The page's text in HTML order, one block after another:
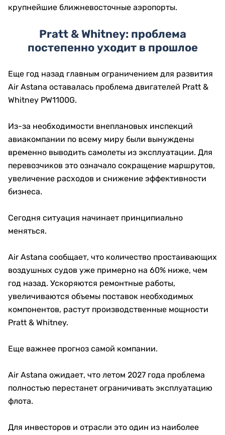
крупнейшие ближневосточные аэропорты.
Pratt & Whitney: проблема
постепенно уходит в прошлое
Еще год назад главным ограничением для развития
Air Astana оставалась проблема двигателей Pratt &
Whitney PW1100G.
Из-за необходимости внеплановых инспекций
авиакомпании по всему миру были вынуждены
временно выводить самолеты из эксплуатации. Для
перевозчиков это означало сокращение маршрутов,
увеличение расходов и снижение эффективности
бизнеса.
Сегодня ситуация начинает принципиально
меняться.
Air Astana сообщает, что количество простаивающих
воздушных судов уже примерно на 60% ниже, чем
год назад. Ускоряются ремонтные работы,
увеличиваются объемы поставок необходимых
компонентов, растут производственные мощности
Pratt & Whitney.
Еще важнее прогноз самой компании.
Air Astana ожидает, что летом 2027 года проблема
полностью перестанет ограничивать эксплуатацию
флота.
Для инвесторов и отрасли это один из наиболее